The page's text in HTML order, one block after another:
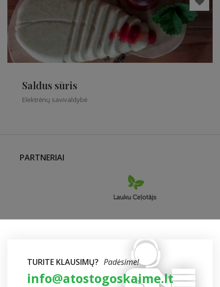
Saldus sūris
Elektrėnų savivaldybė
PARTNERIAI
TURITE KLAUSIMŲ? Padėsime!
info@atostogoskaime.lt